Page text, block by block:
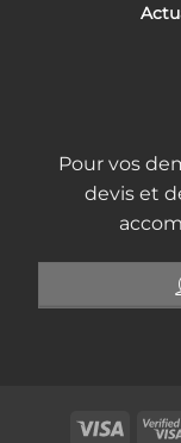
Pour vos
devis et
Visa